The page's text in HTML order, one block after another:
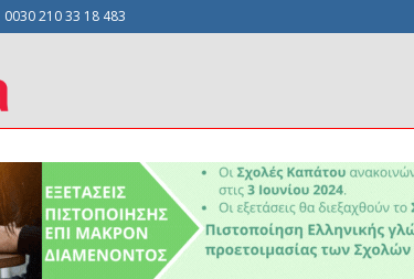
0030 210 33 18 483